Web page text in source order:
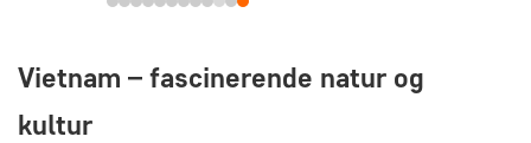
Vietnam – fascinerende natur og
kultur